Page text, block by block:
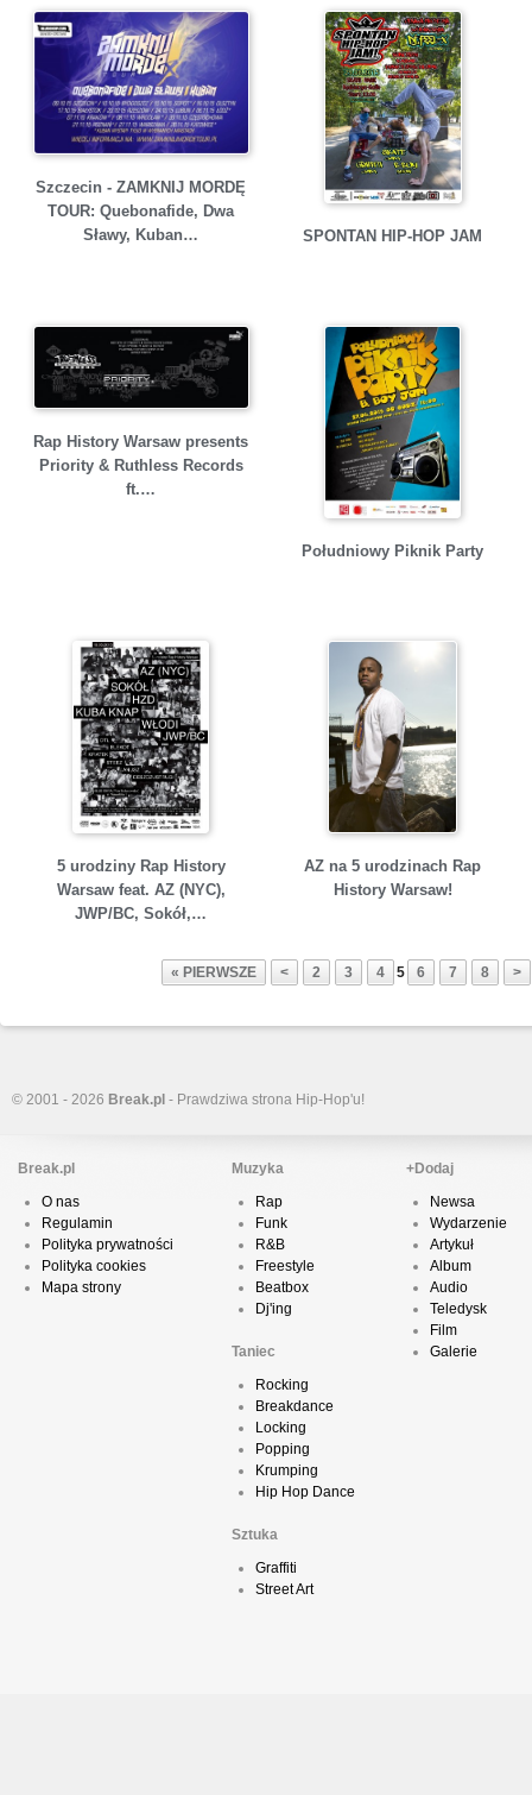
Szczecin - ZAMKNIJ MORDĘ
TOUR: Quebonafide, Dwa
Sławy, Kuban…
SPONTAN HIP-HOP JAM
Rap History Warsaw presents
Priority & Ruthless Records
ft.…
Południowy Piknik Party
5 urodziny Rap History
Warsaw feat. AZ (NYC),
JWP/BC, Sokół,…
AZ na 5 urodzinach Rap
History Warsaw!
« PIERWSZE < 2 3 4 5 6 7 8 >
© 2001 - 2026 Break.pl - Prawdziwa strona Hip-Hop'u!
Break.pl
O nas
Regulamin
Polityka prywatności
Polityka cookies
Mapa strony
Muzyka
Rap
Funk
R&B
Freestyle
Beatbox
Dj'ing
Taniec
Rocking
Breakdance
Locking
Popping
Krumping
Hip Hop Dance
Sztuka
Graffiti
Street Art
+Dodaj
Newsa
Wydarzenie
Artykuł
Album
Audio
Teledysk
Film
Galerie